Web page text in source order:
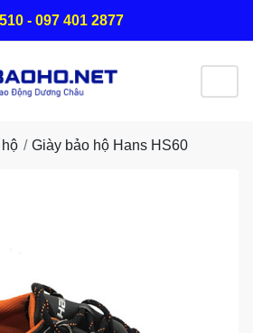
- 097 401 2877
Giày bảo hộ Hans HS60